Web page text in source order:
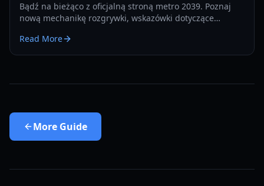
Bądź na bieżąco z oficjalną stroną metro 2039. Poznaj
nową mechanikę rozgrywki, wskazówki dotyczące
premierę w 2026 roku.
Read More
More Guide